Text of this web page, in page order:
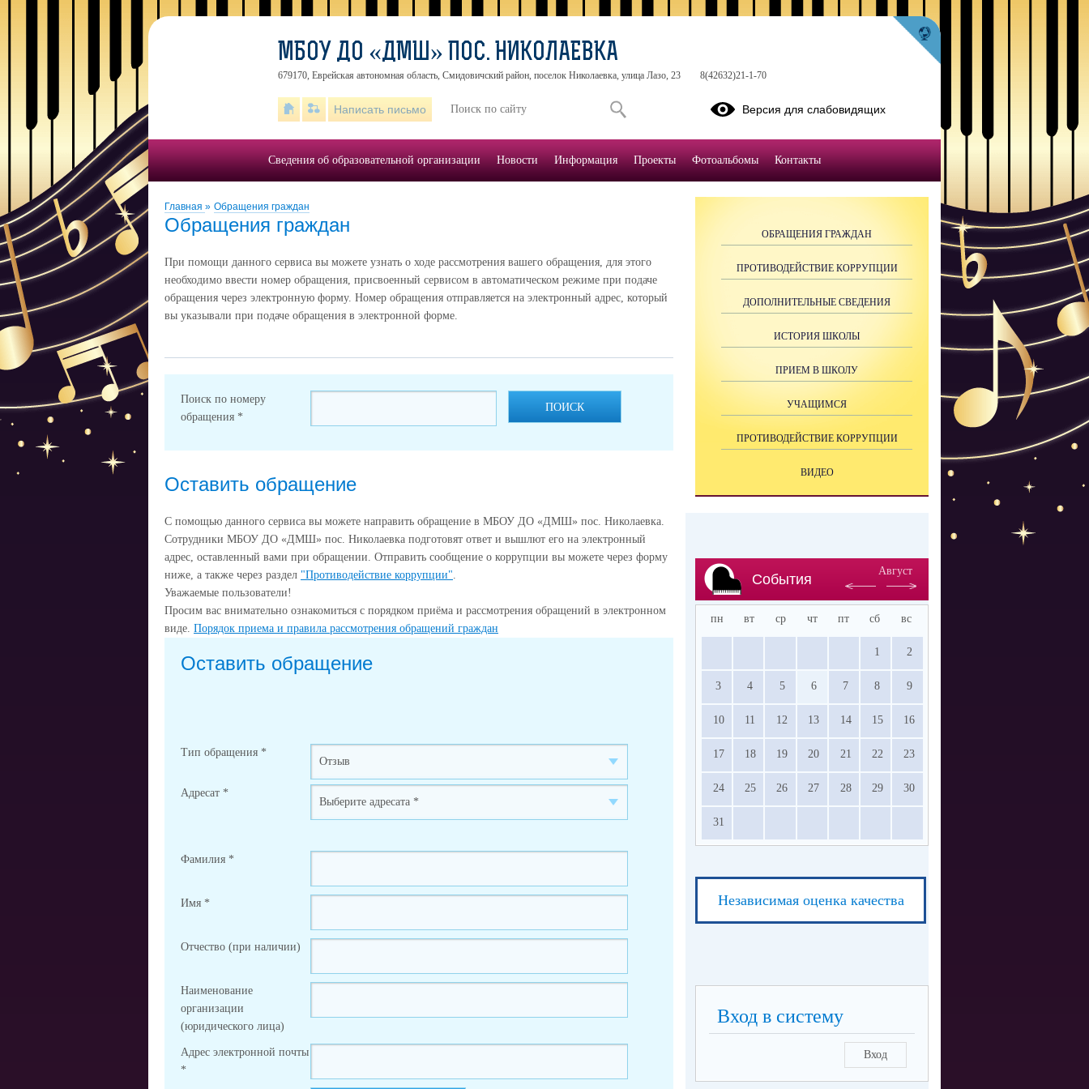
Главная » Обращения граждан
Обращения граждан
При помощи данного сервиса вы можете узнать о ходе рассмотрения вашего обращения, для этого
необходимо ввести номер обращения, присвоенный сервисом в автоматическом режиме при подаче
обращения через электронную форму. Номер обращения отправляется на электронный адрес, который
вы указывали при подаче обращения в электронной форме.
Поиск по номеру
обращения *
ПОИСК
Оставить обращение
С помощью данного сервиса вы можете направить обращение в МБОУ ДО «ДМШ» пос. Николаевка.
Сотрудники МБОУ ДО «ДМШ» пос. Николаевка подготовят ответ и вышлют его на электронный
адрес, оставленный вами при обращении. Отправить сообщение о коррупции вы можете через форму
ниже, а также через раздел "Противодействие коррупции".
Уважаемые пользователи!
Просим вас внимательно ознакомиться с порядком приёма и рассмотрения обращений в электронном
виде. Порядок приема и правила рассмотрения обращений граждан
Оставить обращение
Тип обращения *
Адресат *
Фамилия *
Имя *
Отчество (при наличии)
Наименование
организации
(юридического лица)
Адрес электронной почты
*
ОБРАЩЕНИЯ ГРАЖДАН
ПРОТИВОДЕЙСТВИЕ КОРРУПЦИИ
ДОПОЛНИТЕЛЬНЫЕ СВЕДЕНИЯ
ИСТОРИЯ ШКОЛЫ
ПРИЕМ В ШКОЛУ
УЧАЩИМСЯ
ПРОТИВОДЕЙСТВИЕ КОРРУПЦИИ
ВИДЕО
События
Август
пн вт ср чт пт сб вс
1 2
3 4 5 6 7 8 9
10 11 12 13 14 15 16
17 18 19 20 21 22 23
24 25 26 27 28 29 30
31
Независимая оценка качества
Вход в систему
Вход
МБОУ ДО «ДМШ» ПОС. НИКОЛАЕВКА
679170, Еврейская автономная область, Смидовичский район, поселок Николаевка, улица Лазо, 23 8(42632)21-1-70
Написать письмо Версия для слабовидящих
Сведения об образовательной организации Новости Информация Проекты Фотоальбомы Контакты